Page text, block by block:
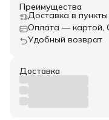
Преимущества
Доставка в
Оплата — картой,
Удобный возврат
Доставка